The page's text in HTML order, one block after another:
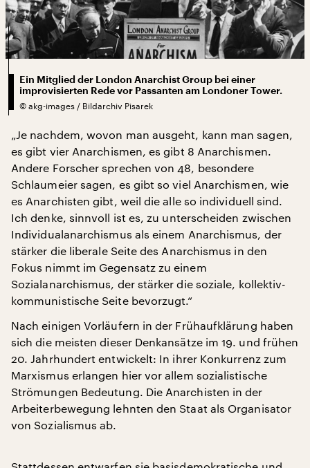
Ein Mitglied der London Anarchist Group bei einer
improvisierten Rede vor Passanten am Londoner Tower.
© akg-images / Bildarchiv Pisarek
„Je nachdem, wovon man ausgeht, kann man sagen,
es gibt vier Anarchismen, es gibt 8 Anarchismen.
Andere Forscher sprechen von 48, besondere
Schlaumeier sagen, es gibt so viel Anarchismen, wie
es Anarchisten gibt, weil die alle so individuell sind.
Ich denke, sinnvoll ist es, zu unterscheiden zwischen
Individualanarchismus als einem Anarchismus, der
stärker die liberale Seite des Anarchismus in den
Fokus nimmt im Gegensatz zu einem
Sozialanarchismus, der stärker die soziale, kollektiv-
kommunistische Seite bevorzugt.“
Nach einigen Vorläufern in der Frühaufklärung haben
sich die meisten dieser Denkansätze im 19. und frühen
20. Jahrhundert entwickelt: In ihrer Konkurrenz zum
Marxismus erlangen hier vor allem sozialistische
Strömungen Bedeutung. Die Anarchisten in der
Arbeiterbewegung lehnten den Staat als Organisator
von Sozialismus ab.